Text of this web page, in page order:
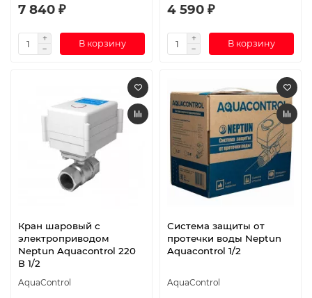
7 840 ₽
В корзину
4 590 ₽
В корзину
Кран шаровый с
электроприводом
Neptun Aquacontrol 220
В 1/2
AquaControl
Система защиты от
протечки воды Neptun
Aquacontrol 1/2
AquaControl